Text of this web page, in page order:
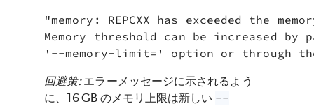
"memory: REPCXX has exceeded the
Memory threshold can be increased by
'--memory-limit=' option or through the
回避策:エラーメッセージに示されるよう
に、16 GB のメモリ上限は新しい --